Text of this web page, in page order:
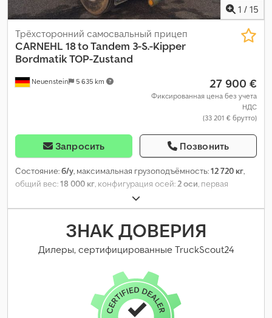
1 / 15
Neuenstein 5 635 km
Трёхсторонний самосвальный прицеп
CARNEHL 18 to Tandem 3-S.-Kipper
Bordmatik TOP-Zustand
27 900 €
Фиксированная цена без учета
НДС
(33 201 € брутто)
Запросить Позвонить
Состояние:б/у, максимальная грузоподъёмность:12 720 кг,
общий вес:18 000 кг, конфигурация осей:2 оси, первая
, следующая проверка (TÜV):
длина грузового отсека:5 000 мм, ширина пространства для
2 360 мм , высота грузового отсека: 1 000 мм
грузового пространства:11 м³, Оборудование:ABS
ЗНАК ДОВЕРИЯ
Дилеры, сертифицированные TruckScout24